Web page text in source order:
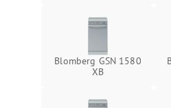
Blomberg GSN 1580
XB